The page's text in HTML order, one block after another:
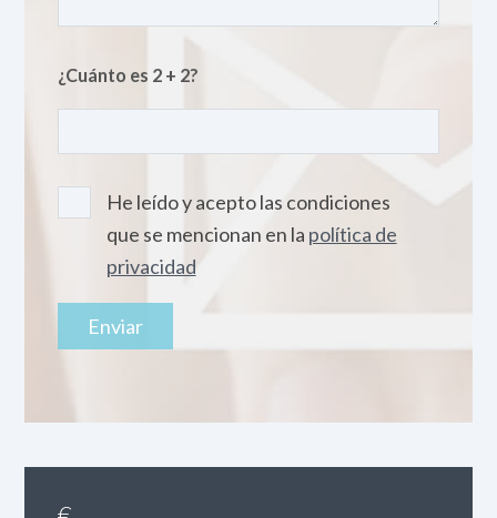
¿Cuánto es 2 + 2?
He leído y acepto las condiciones
que se mencionan en la política de
privacidad